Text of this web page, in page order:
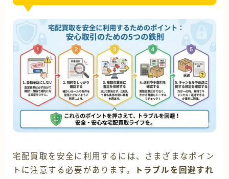
宅配買取を安全に利用するには、さまざまなポイン
トに注意する必要があります。
トラブルを回避すれ